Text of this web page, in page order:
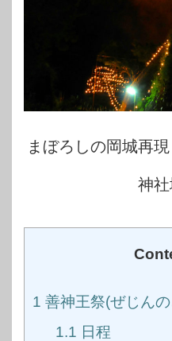
まぼろしの岡城再
神社
1 善神王祭(ぜじん
1.1 日程